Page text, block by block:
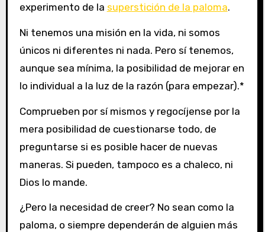
experimento de la superstición de la paloma.
Ni tenemos una misión en la vida, ni somos
únicos ni diferentes ni nada. Pero sí tenemos,
aunque sea mínima, la posibilidad de mejorar en
lo individual a la luz de la razón (para empezar).*
Comprueben por sí mismos y regocíjense por la
mera posibilidad de cuestionarse todo, de
preguntarse si es posible hacer de nuevas
maneras. Si pueden, tampoco es a chaleco, ni
Dios lo mande.
¿Pero la necesidad de creer? No sean como la
paloma, o siempre dependerán de alguien más